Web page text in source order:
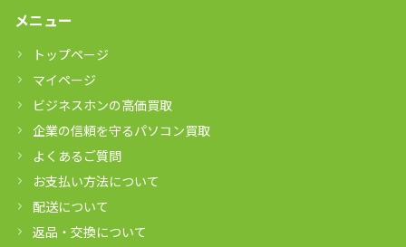
メニュー
トップページ
マイページ
ビジネスホンの高価買取
企業の信頼を守るパソコン買取
よくあるご質問
お支払い方法について
配送について
返品・交換について